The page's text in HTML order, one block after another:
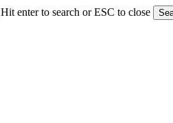
Hit enter to search or ESC to close